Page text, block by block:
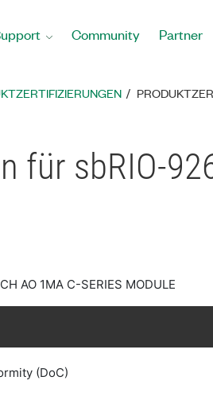
Community Partner
für sbRIO-
AO 1MA C-SERIES MODULE
(DoC)